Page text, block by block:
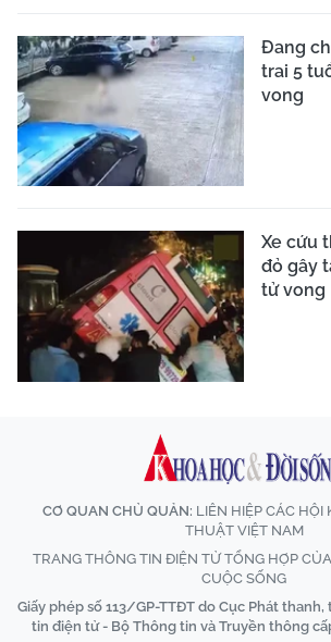
Đang
trai 5
vong
Xe cứu
đỏ gây
tử vong
CƠ QUAN CHỦ QUẢN: LIÊN HIỆP CÁC HỘI
THUẬT VIỆT NAM
TRANG THÔNG TIN ĐIỆN TỬ TỔNG HỢP
CUỘC SỐNG
Giấy phép số 113/GP-TTĐT do Cục Phát
tin điện tử - Bộ Thông tin và Truyền thông